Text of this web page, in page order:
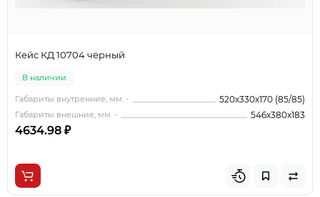
Кейс КД 10704 чёрный
В наличии
Габариты внутренние, мм. - 520x330x170 (85/85)
Габариты внешние, мм. - 546x380x183
4634.98 ₽